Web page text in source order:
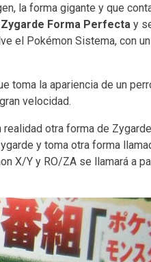
la forma gigante y que
Zygarde Forma Perfecta y
el Pokémon Sistema, con
toma la apariencia de un
velocidad.
otra forma de
y toma otra forma
X/Y y RO/ZA se llamará a